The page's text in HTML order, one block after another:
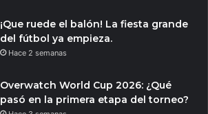
¡Que ruede el balón! La fiesta grande
del fútbol ya empieza.
Hace 2 semanas
Overwatch World Cup 2026: ¿Qué
pasó en la primera etapa del torneo?